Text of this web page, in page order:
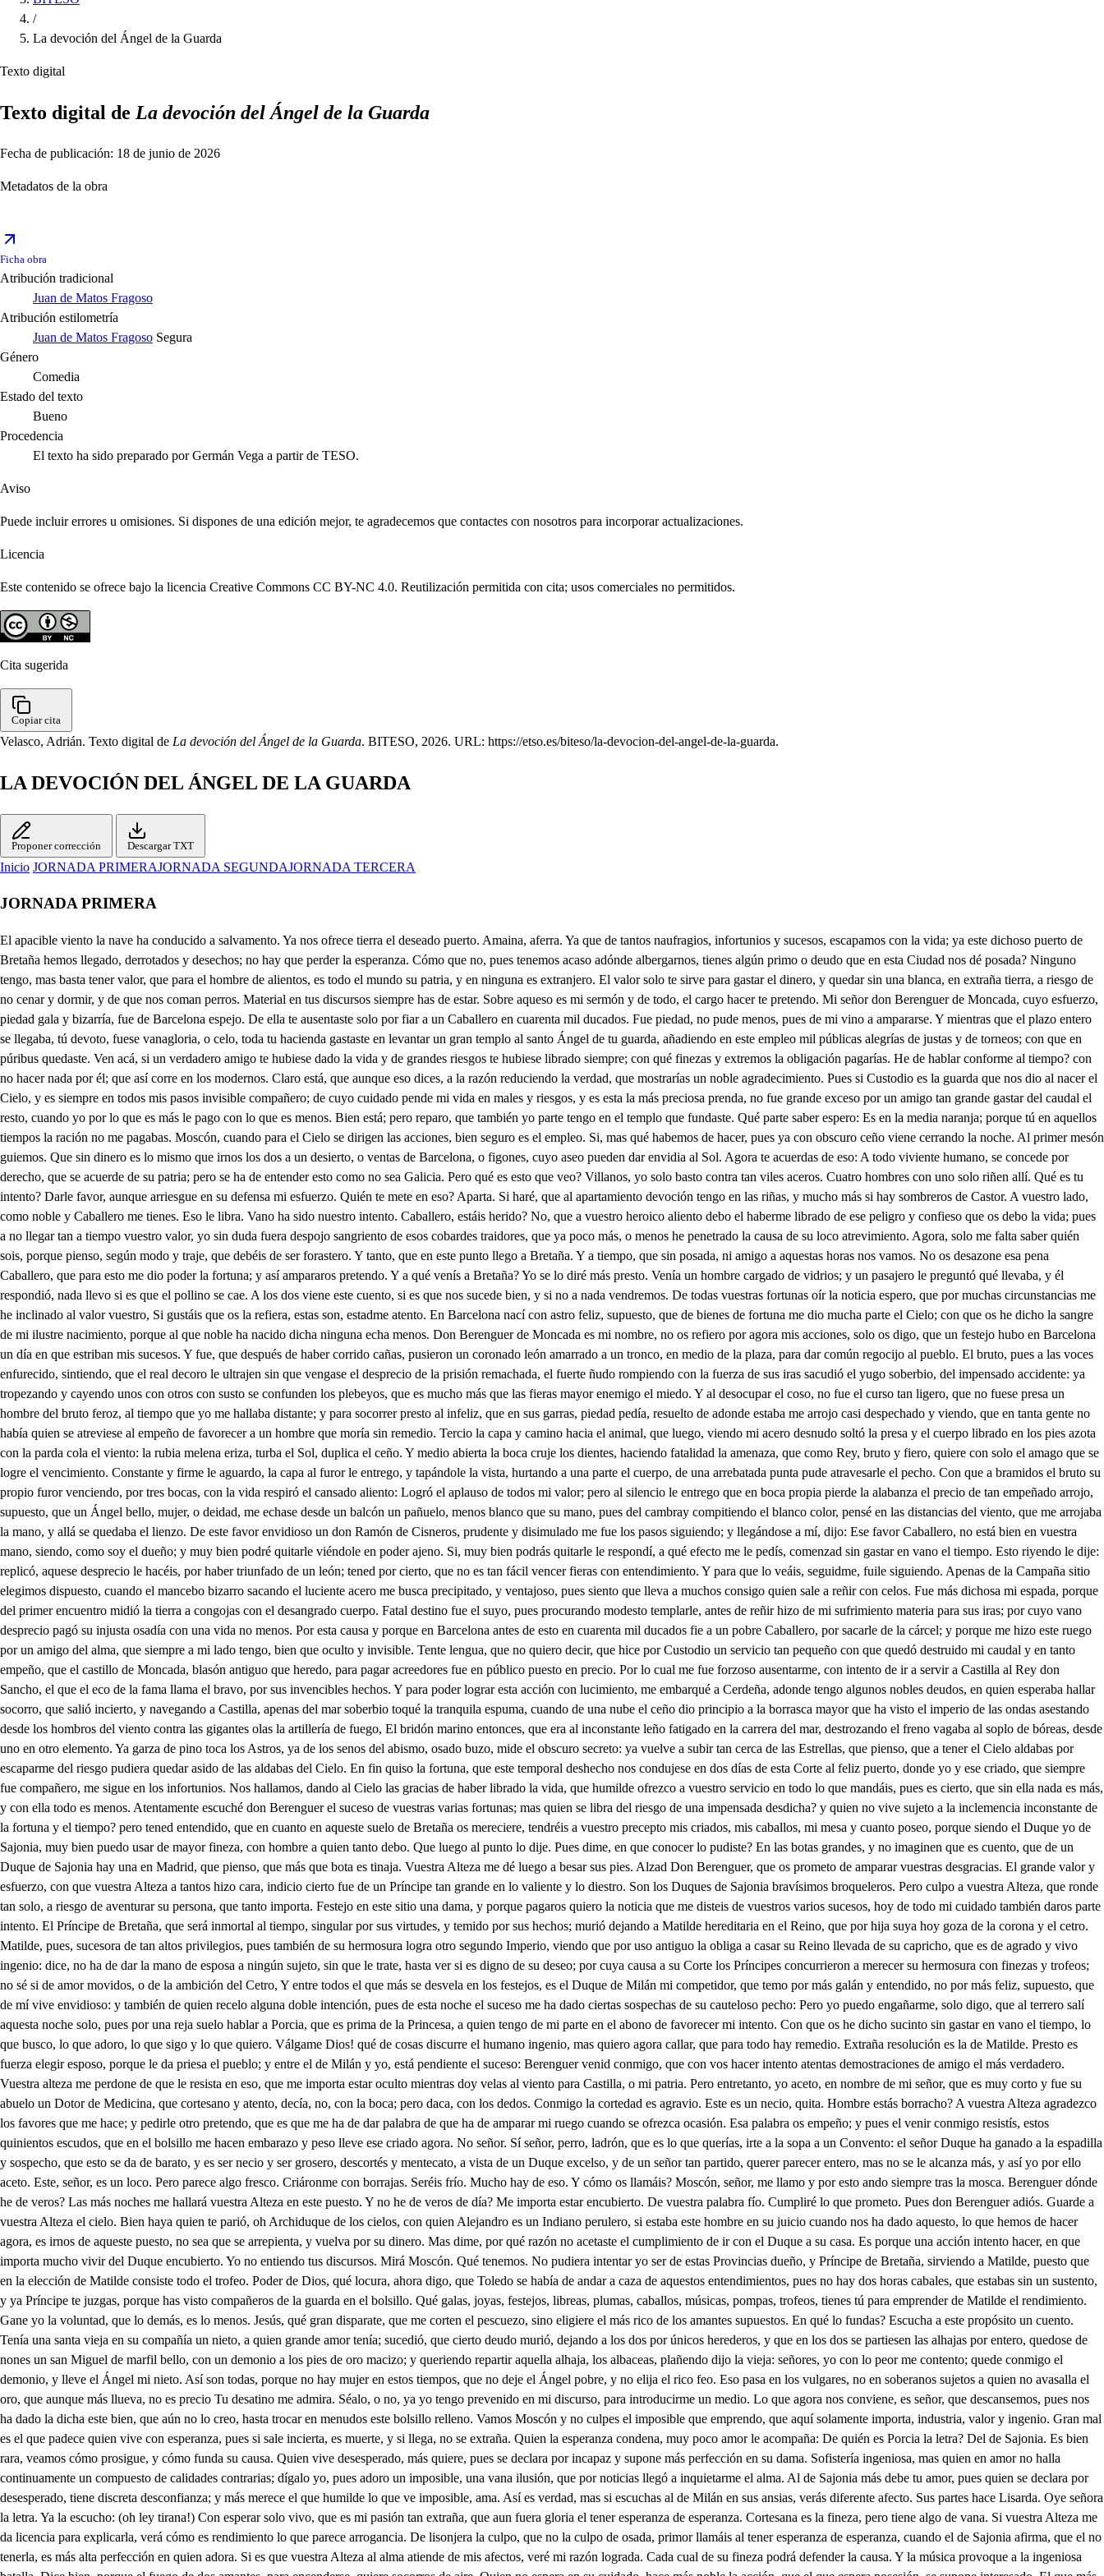
/
La devoción del Ángel de la Guarda
Texto digital
Texto digital de La devoción del Ángel de la Guarda
Fecha de publicación: 18 de junio de 2026
Metadatos de la obra
Ficha obra
Atribución tradicional
Juan de Matos Fragoso
Atribución estilometría
Juan de Matos Fragoso Segura
Género
Comedia
Estado del texto
Bueno
Procedencia
El texto ha sido preparado por Germán Vega a partir de TESO.
Aviso
Puede incluir errores u omisiones. Si dispones de una edición mejor, te agradecemos que contactes con nosotros para incorporar actualizaciones.
Licencia
Este contenido se ofrece bajo la licencia Creative Commons CC BY-NC 4.0. Reutilización permitida con cita; usos comerciales no permitidos.
Cita sugerida
Copiar cita
Velasco, Adrián. Texto digital de La devoción del Ángel de la Guarda. BITESO, 2026. URL: https://etso.es/biteso/la-devocion-del-angel-de-la-guarda.
LA DEVOCIÓN DEL ÁNGEL DE LA GUARDA
Proponer corrección Descargar TXT
Inicio JORNADA PRIMERAJORNADA SEGUNDAJORNADA TERCERA
JORNADA PRIMERA
El apacible viento la nave ha conducido a salvamento. Ya nos ofrece tierra el deseado puerto. Amaina, aferra. Ya que de tantos naufragios, infortunios y sucesos, escapamos con la vida; ya este dichoso puerto de Bretaña hemos llegado, derrotados y desechos; no hay que perder la esperanza. Cómo que no, pues tenemos acaso adónde albergarnos, tienes algún primo o deudo que en esta Ciudad nos dé posada? Ninguno tengo, mas basta tener valor, que para el hombre de alientos, es todo el mundo su patria, y en ninguna es extranjero. El valor solo te sirve para gastar el dinero, y quedar sin una blanca, en extraña tierra, a riesgo de no cenar y dormir, y de que nos coman perros. Material en tus discursos siempre has de estar. Sobre aqueso es mi sermón y de todo, el cargo hacer te pretendo. Mi señor don Berenguer de Moncada, cuyo esfuerzo, piedad gala y bizarría, fue de Barcelona espejo. De ella te ausentaste solo por fiar a un Caballero en cuarenta mil ducados. Fue piedad, no pude menos, pues de mi vino a ampararse. Y mientras que el plazo entero se llegaba, tú devoto, fuese vanagloria, o celo, toda tu hacienda gastaste en levantar un gran templo al santo Ángel de tu guarda, añadiendo en este empleo mil públicas alegrías de justas y de torneos; con que en púribus quedaste. Ven acá, si un verdadero amigo te hubiese dado la vida y de grandes riesgos te hubiese librado siempre; con qué finezas y extremos la obligación pagarías. He de hablar conforme al tiempo? con no hacer nada por él; que así corre en los modernos. Claro está, que aunque eso dices, a la razón reduciendo la verdad, que mostrarías un noble agradecimiento. Pues si Custodio es la guarda que nos dio al nacer el Cielo, y es siempre en todos mis pasos invisible compañero; de cuyo cuidado pende mi vida en males y riesgos, y es esta la más preciosa prenda, no fue grande exceso por un amigo tan grande gastar del caudal el resto, cuando yo por lo que es más le pago con lo que es menos. Bien está; pero reparo, que también yo parte tengo en el templo que fundaste. Qué parte saber espero: Es en la media naranja; porque tú en aquellos tiempos la ración no me pagabas. Moscón, cuando para el Cielo se dirigen las acciones, bien seguro es el empleo. Si, mas qué habemos de hacer, pues ya con obscuro ceño viene cerrando la noche. Al primer mesón guiemos. Que sin dinero es lo mismo que irnos los dos a un desierto, o ventas de Barcelona, o figones, cuyo aseo pueden dar envidia al Sol. Agora te acuerdas de eso: A todo viviente humano, se concede por derecho, que se acuerde de su patria; pero se ha de entender esto como no sea Galicia. Pero qué es esto que veo? Villanos, yo solo basto contra tan viles aceros. Cuatro hombres con uno solo riñen allí. Qué es tu intento? Darle favor, aunque arriesgue en su defensa mi esfuerzo. Quién te mete en eso? Aparta. Si haré, que al apartamiento devoción tengo en las riñas, y mucho más si hay sombreros de Castor. A vuestro lado, como noble y Caballero me tienes. Eso le libra. Vano ha sido nuestro intento. Caballero, estáis herido? No, que a vuestro heroico aliento debo el haberme librado de ese peligro y confieso que os debo la vida; pues a no llegar tan a tiempo vuestro valor, yo sin duda fuera despojo sangriento de esos cobardes traidores, que ya poco más, o menos he penetrado la causa de su loco atrevimiento. Agora, solo me falta saber quién sois, porque pienso, según modo y traje, que debéis de ser forastero. Y tanto, que en este punto llego a Bretaña. Y a tiempo, que sin posada, ni amigo a aquestas horas nos vamos. No os desazone esa pena Caballero, que para esto me dio poder la fortuna; y así ampararos pretendo. Y a qué venís a Bretaña? Yo se lo diré más presto. Venía un hombre cargado de vidrios; y un pasajero le preguntó qué llevaba, y él respondió, nada llevo si es que el pollino se cae. A los dos viene este cuento, si es que nos sucede bien, y si no a nada vendremos. De todas vuestras fortunas oír la noticia espero, que por muchas circunstancias me he inclinado al valor vuestro, Si gustáis que os la refiera, estas son, estadme atento. En Barcelona nací con astro feliz, supuesto, que de bienes de fortuna me dio mucha parte el Cielo; con que os he dicho la sangre de mi ilustre nacimiento, porque al que noble ha nacido dicha ninguna echa menos. Don Berenguer de Moncada es mi nombre, no os refiero por agora mis acciones, solo os digo, que un festejo hubo en Barcelona un día en que estriban mis sucesos. Y fue, que después de haber corrido cañas, pusieron un coronado león amarrado a un tronco, en medio de la plaza, para dar común regocijo al pueblo. El bruto, pues a las voces enfurecido, sintiendo, que el real decoro le ultrajen sin que vengase el desprecio de la prisión remachada, el fuerte ñudo rompiendo con la fuerza de sus iras sacudió el yugo soberbio, del impensado accidente: ya tropezando y cayendo unos con otros con susto se confunden los plebeyos, que es mucho más que las fieras mayor enemigo el miedo. Y al desocupar el coso, no fue el curso tan ligero, que no fuese presa un hombre del bruto feroz, al tiempo que yo me hallaba distante; y para socorrer presto al infeliz, que en sus garras, piedad pedía, resuelto de adonde estaba me arrojo casi despechado y viendo, que en tanta gente no había quien se atreviese al empeño de favorecer a un hombre que moría sin remedio. Tercio la capa y camino hacia el animal, que luego, viendo mi acero desnudo soltó la presa y el cuerpo librado en los pies azota con la parda cola el viento: la rubia melena eriza, turba el Sol, duplica el ceño. Y medio abierta la boca cruje los dientes, haciendo fatalidad la amenaza, que como Rey, bruto y fiero, quiere con solo el amago que se logre el vencimiento. Constante y firme le aguardo, la capa al furor le entrego, y tapándole la vista, hurtando a una parte el cuerpo, de una arrebatada punta pude atravesarle el pecho. Con que a bramidos el bruto su propio furor venciendo, por tres bocas, con la vida respiró el cansado aliento: Logró el aplauso de todos mi valor; pero al silencio le entrego que en boca propia pierde la alabanza el precio de tan empeñado arrojo, supuesto, que un Ángel bello, mujer, o deidad, me echase desde un balcón un pañuelo, menos blanco que su mano, pues del cambray compitiendo el blanco color, pensé en las distancias del viento, que me arrojaba la mano, y allá se quedaba el lienzo. De este favor envidioso un don Ramón de Cisneros, prudente y disimulado me fue los pasos siguiendo; y llegándose a mí, dijo: Ese favor Caballero, no está bien en vuestra mano, siendo, como soy el dueño; y muy bien podré quitarle viéndole en poder ajeno. Si, muy bien podrás quitarle le respondí, a qué efecto me le pedís, comenzad sin gastar en vano el tiempo. Esto riyendo le dije: replicó, aquese desprecio le hacéis, por haber triunfado de un león; tened por cierto, que no es tan fácil vencer fieras con entendimiento. Y para que lo veáis, seguidme, fuile siguiendo. Apenas de la Campaña sitio elegimos dispuesto, cuando el mancebo bizarro sacando el luciente acero me busca precipitado, y ventajoso, pues siento que lleva a muchos consigo quien sale a reñir con celos. Fue más dichosa mi espada, porque del primer encuentro midió la tierra a congojas con el desangrado cuerpo. Fatal destino fue el suyo, pues procurando modesto templarle, antes de reñir hizo de mi sufrimiento materia para sus iras; por cuyo vano desprecio pagó su injusta osadía con una vida no menos. Por esta causa y porque en Barcelona antes de esto en cuarenta mil ducados fie a un pobre Caballero, por sacarle de la cárcel; y porque me hizo este ruego por un amigo del alma, que siempre a mi lado tengo, bien que oculto y invisible. Tente lengua, que no quiero decir, que hice por Custodio un servicio tan pequeño con que quedó destruido mi caudal y en tanto empeño, que el castillo de Moncada, blasón antiguo que heredo, para pagar acreedores fue en público puesto en precio. Por lo cual me fue forzoso ausentarme, con intento de ir a servir a Castilla al Rey don Sancho, el que el eco de la fama llama el bravo, por sus invencibles hechos. Y para poder lograr esta acción con lucimiento, me embarqué a Cerdeña, adonde tengo algunos nobles deudos, en quien esperaba hallar socorro, que salió incierto, y navegando a Castilla, apenas del mar soberbio toqué la tranquila espuma, cuando de una nube el ceño dio principio a la borrasca mayor que ha visto el imperio de las ondas asestando desde los hombros del viento contra las gigantes olas la artillería de fuego, El bridón marino entonces, que era al inconstante leño fatigado en la carrera del mar, destrozando el freno vagaba al soplo de bóreas, desde uno en otro elemento. Ya garza de pino toca los Astros, ya de los senos del abismo, osado buzo, mide el obscuro secreto: ya vuelve a subir tan cerca de las Estrellas, que pienso, que a tener el Cielo aldabas por escaparme del riesgo pudiera quedar asido de las aldabas del Cielo. En fin quiso la fortuna, que este temporal deshecho nos condujese en dos días de esta Corte al feliz puerto, donde yo y ese criado, que siempre fue compañero, me sigue en los infortunios. Nos hallamos, dando al Cielo las gracias de haber librado la vida, que humilde ofrezco a vuestro servicio en todo lo que mandáis, pues es cierto, que sin ella nada es más, y con ella todo es menos. Atentamente escuché don Berenguer el suceso de vuestras varias fortunas; mas quien se libra del riesgo de una impensada desdicha? y quien no vive sujeto a la inclemencia inconstante de la fortuna y el tiempo? pero tened entendido, que en cuanto en aqueste suelo de Bretaña os mereciere, tendréis a vuestro precepto mis criados, mis caballos, mi mesa y cuanto poseo, porque siendo el Duque yo de Sajonia, muy bien puedo usar de mayor fineza, con hombre a quien tanto debo. Que luego al punto lo dije. Pues dime, en que conocer lo pudiste? En las botas grandes, y no imaginen que es cuento, que de un Duque de Sajonia hay una en Madrid, que pienso, que más que bota es tinaja. Vuest